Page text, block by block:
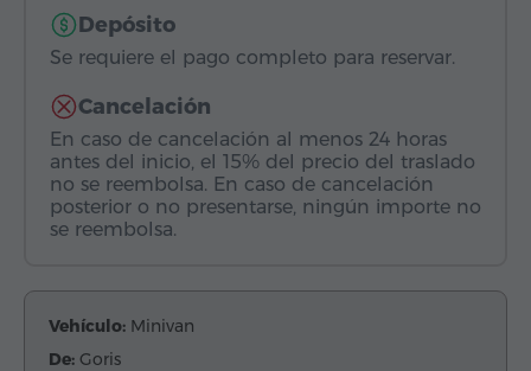
Depósito
Se requiere el pago completo para reservar.
Cancelación
En caso de cancelación al menos 24 horas
antes del inicio, el 15% del precio del traslado
no se reembolsa. En caso de cancelación
posterior o no presentarse, ningún importe no
se reembolsa.
Vehículo: Minivan
De: Goris